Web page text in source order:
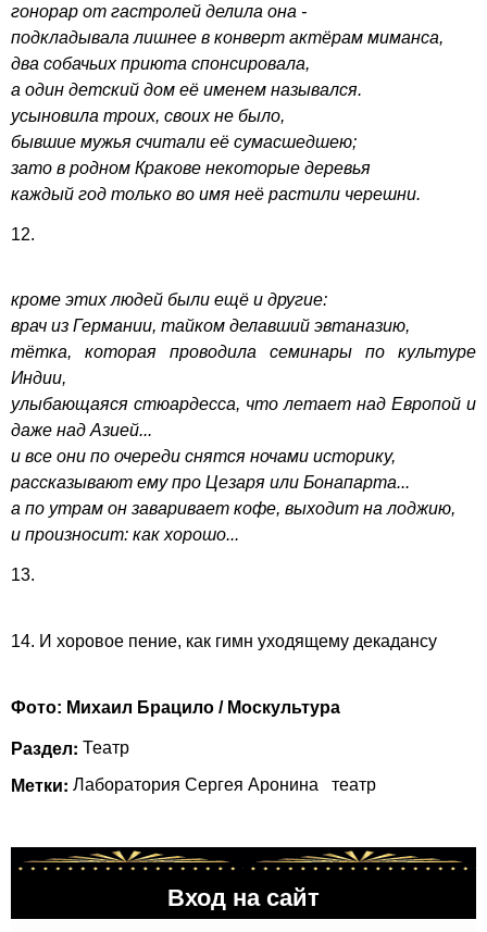
гонорар от гастролей делила она -
подкладывала лишнее в конверт актёрам миманса,
два собачьих приюта спонсировала,
а один детский дом её именем назывался.
усыновила троих, своих не было,
бывшие мужья считали её сумасшедшею;
зато в родном Кракове некоторые деревья
каждый год только во имя неё растили черешни.
12.
кроме этих людей были ещё и другие:
врач из Германии, тайком делавший эвтаназию,
тётка, которая проводила семинары по культуре
Индии,
улыбающаяся стюардесса, что летает над Европой и
даже над Азией...
и все они по очереди снятся ночами историку,
рассказывают ему про Цезаря или Бонапарта...
а по утрам он заваривает кофе, выходит на лоджию,
и произносит: как хорошо...
13.
14. И хоровое пение, как гимн уходящему декадансу
Фото: Михаил Брацило / Москультура
Раздел: Театр
Метки: Лаборатория Сергея Аронина театр
Вход на сайт